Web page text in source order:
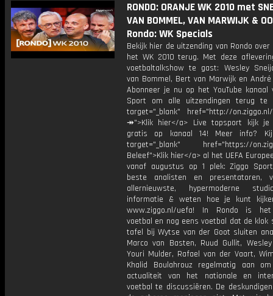
RONDO: ORANJE WK 2010 met
VAN BOMMEL, VAN MARWIJK &
Rondo: WK Specials
Bekijk hier de uitzending van Rondo over
het WK 2010 terug. Met deze
voetbaltalkshow te gast: Wesley
van Bommel, Bert van Marwijk en
Abonneer je nu op het YouTube kanaal
Sport om alle uitzendingen terug te
target="_blank" href="http://
↠">Klik hier</a> Live topsport kijk je
gratis op kanaal 14! Meer info?
target="_blank" href="https://
Beleef">Klik hier</a> al het UEFA
vanaf augustus op 1 plek: Ziggo
beste analisten en presentatoren,
allernieuwste, hypermoderne
informatie & weten hoe je kunt
www.ziggo.nl/uefa! In Rondo is
voetbal en nog eens voetbal dat de klok
tafel bij Wytse van der Goot sluiten
Marco van Basten, Ruud Gullit,
Youri Mulder, Rafael van der Vaart,
Khalid Boulahrouz regelmatig aan
actualiteit van het nationale en
voetbal te discussiëren. De